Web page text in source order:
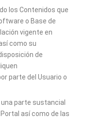
los Contenidos que
o Base de
vigente en
como su
de
parte del Usuario o
parte sustancial
así como de las